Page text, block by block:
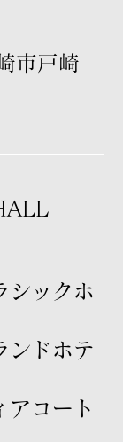
シックホ
アコート
ンドホテ
市戸崎